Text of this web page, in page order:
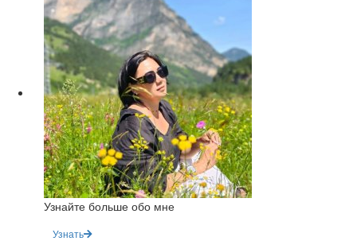
Узнайте больше обо мне
Узнать